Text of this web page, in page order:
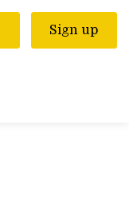
Sign up